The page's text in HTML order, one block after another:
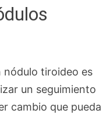
nódulo tiroideo es
un seguimiento
cambio que pueda